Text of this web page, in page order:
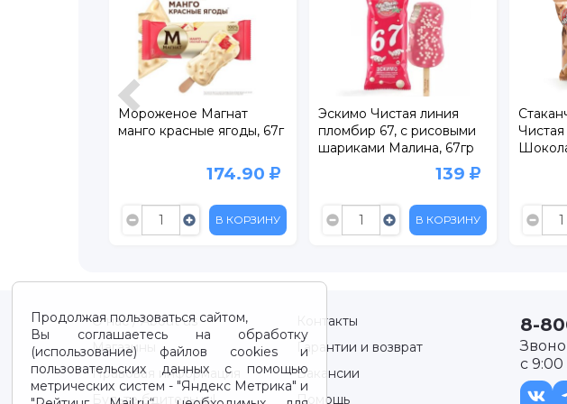
красные ягоды, 67г
В КОРЗИНУ
Эскимо Чистая линия
пломбир 67, с рисовыми
шариками Малина, 67гр
В КОРЗИНУ
Стаканчик вафельный
Чистая линия
Шоколадный пломбир
В КОРЗИНУ
Продолжая пользоваться сайтом,
Вы соглашаетесь на обработку
(использование) файлов cookies и
пользовательских данных с помощью
метрических систем - "Яндекс Метрика" и
О нас / About us
Контакты
Магазины
Гарантии и возврат
Правовая информация
Вакансии
Будьте бдительны!
Помощь
8-
с